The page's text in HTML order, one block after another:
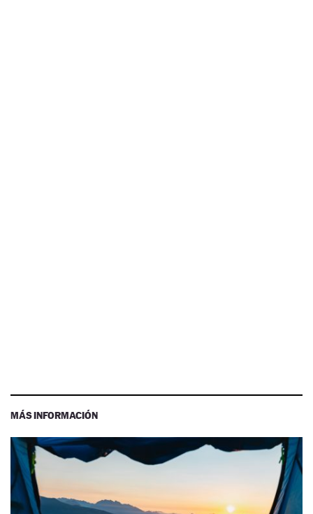
MÁS INFORMACIÓN